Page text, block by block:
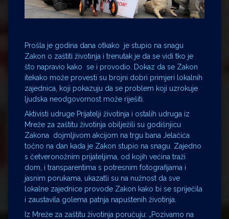
Prošla je godina dana otkako je stupio na snagu
Zakon o zaštiti životinja i trenutak je da se vidi tko je
što napravio kako se i provodio. Dokaz da se Zakon
itekako može provesti su brojni dobri primjeri lokalnih
zajednica, koji pokazuju da se problem koji uzrokuje
ljudska neodgovornost može riješiti.
Aktivisti udruge Prijatelji životinja i ostalih udruga iz
Mreže za zaštitu životinja obilježili su godišnjicu
Zakona dojmljivom akcijom na trgu bana Jelačića
točno na dan kada je Zakon stupio na snagu. Zajedno
s četveronožnim prijateljima, od kojih većina traži
dom, i transparentima s potresnim fotografijama i
jasnim porukama, ukazatli su na nužnost da sve
lokalne zajednice provode Zakon kako bi se spriječila
i zaustavila golema patnja napuštenih životinja.
Iz Mreže za zaštitu životinja poručuju: „Pozivamo na